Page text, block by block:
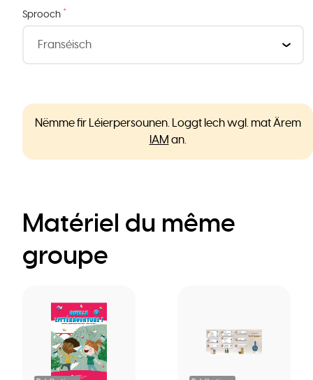
Sprooch *
Nëmme fir Léierpersounen. Loggt Iech wgl. mat Ärem
IAM an.
Matériel du même
groupe